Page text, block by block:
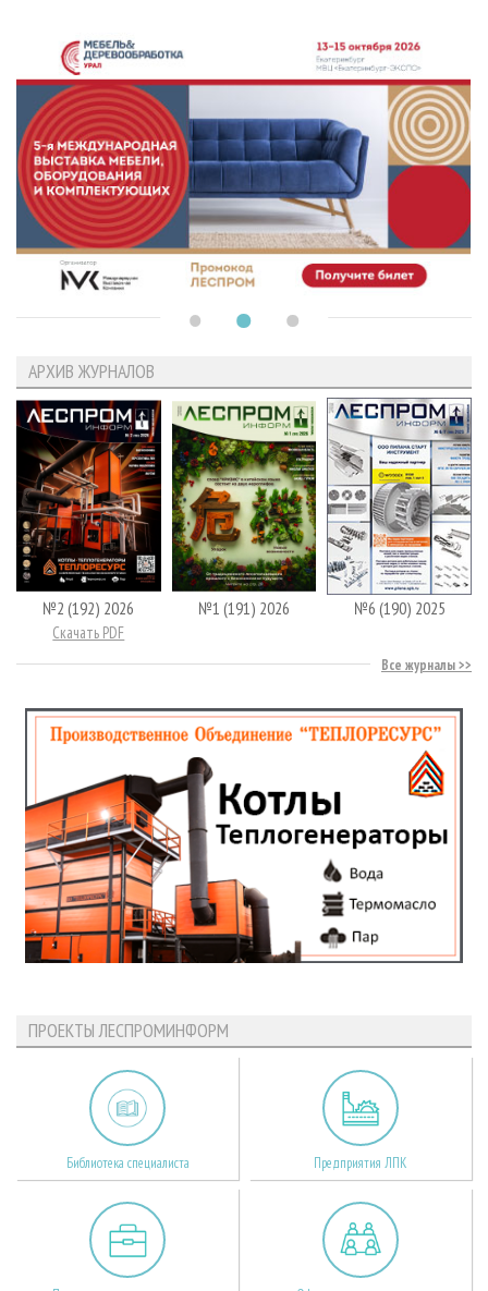
АРХИВ ЖУРНАЛОВ
№2 (192) 2026
Скачать PDF
№1 (191) 2026 №6 (190) 2025
Все журналы
ПРОЕКТЫ ЛЕСПРОМИНФОРМ
Библиотека специалиста Предприятия ЛПК